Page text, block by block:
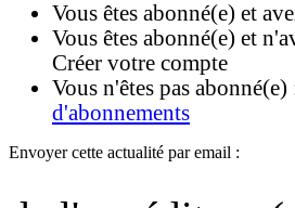
Vous êtes abonné(e) et
Vous êtes abonné(e) et
Créer votre compte
Vous n'êtes pas abonné(e)
d'abonnements
Envoyer cette actualité par email :